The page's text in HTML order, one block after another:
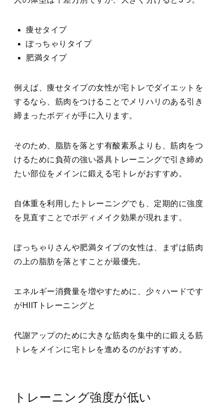
痩せタイプ
ぽっちゃりタイプ
肥満タイプ
例えば、痩せタイプの女性が宅トレでダイエットを
するなら、筋肉をつけることでメリハリのある引き
締まったボディが手に入ります。
そのため、脂肪を落とす有酸素系よりも、筋肉をつ
けるために負荷の強い器具トレーニングで引き締め
たい部位をメインに鍛える宅トレがおすすめ。
自体重を利用したトレーニングでも、定期的に強度
を見直すことでボディメイク効果が現れます 。
ぽっちゃりさんや肥満タイプの女性は、まずは筋肉
の上の脂肪を落とすことが最優先。
エネルギー消費量を増やすために、少々ハードです
がHIITトレーニングと
代謝アップのために大きな筋肉を集中的に鍛える筋
トレ をメインに宅トレを進めるのがおすすめ。
トレーニング強度が低い